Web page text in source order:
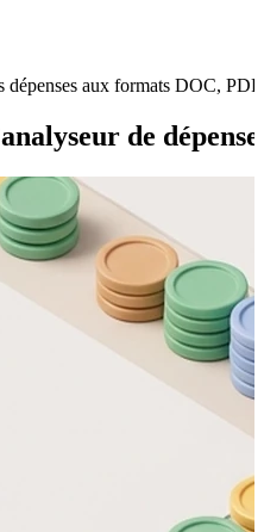
dépenses aux formats DOC,
de